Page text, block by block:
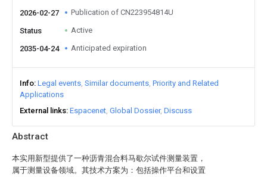
Abstract
本实用新型提供了一种沥青混合料马歇尔试件测量装置，
属于测量设备领域。其技术方案为：包括操作平台和设置
2026-02-27 Publication of CN223954814U
Status Active
2035-04-24 Anticipated expiration
Info Legal events Similar documents Priority and Related
Applications
External links Espacenet Global Dossier Discuss